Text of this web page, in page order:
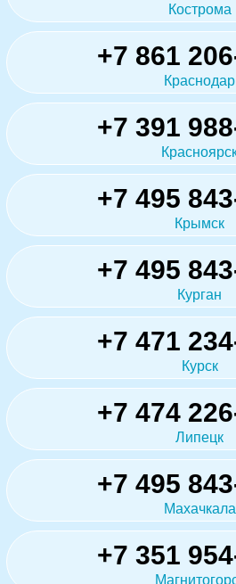
Кострома
+7 861
Краснодар
+7 391
+7 495
Крымск
+7 495
Курган
+7 471
Курск
+7 474
Липецк
+7 495
Махачкала
+7 351